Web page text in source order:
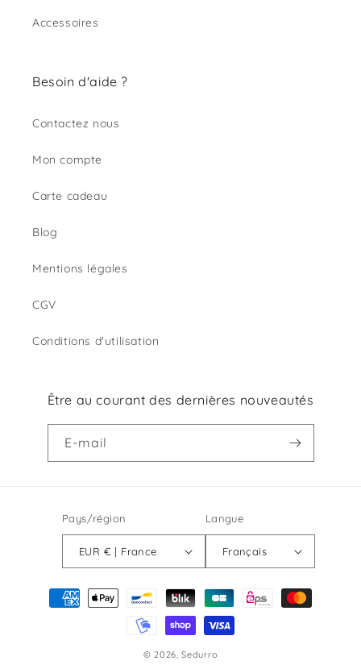
Accessoires
Besoin d'aide ?
Contactez nous
Mon compte
Carte cadeau
Blog
Mentions légales
CGV
Conditions d'utilisation
Être au courant des dernières nouveautés
E-mail
Pays/région
EUR € | France
Langue
Français
Moyens
© 2026,Sedurro